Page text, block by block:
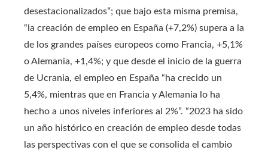
desestacionalizados”; que bajo esta misma premisa,
“la creación de empleo en España (+7,2%) supera a la
de los grandes países europeos como Francia, +5,1%
o Alemania, +1,4%; y que desde el inicio de la guerra
de Ucrania, el empleo en España “ha crecido un
5,4%, mientras que en Francia y Alemania lo ha
hecho a unos niveles inferiores al 2%”. “2023 ha sido
un año histórico en creación de empleo desde todas
las perspectivas con el que se consolida el cambio